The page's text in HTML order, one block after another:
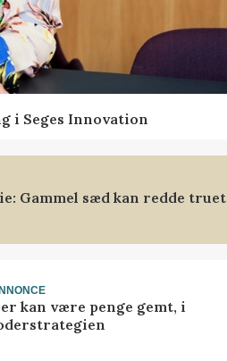
i Seges Innovation
Gammel sæd kan redde truet
kan være penge gemt, i